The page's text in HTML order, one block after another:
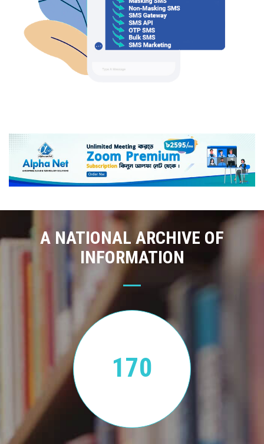
A NATIONAL ARCHIVE OF
INFORMATION
170